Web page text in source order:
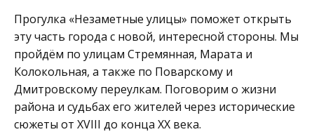
Прогулка «Незаметные улицы» поможет открыть
эту часть города с новой, интересной стороны. Мы
пройдём по улицам Стремянная, Марата и
Колокольная, а также по Поварскому и
Дмитровскому переулкам. Поговорим о жизни
района и судьбах его жителей через исторические
сюжеты от XVIII до конца XX века.